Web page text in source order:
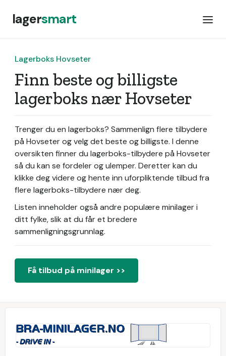
lagersmart
Lagerboks Hovseter
Finn beste og billigste
lagerboks nær Hovseter
Trenger du en lagerboks? Sammenlign flere tilbydere
på Hovseter og velg det beste og billigste. I denne
oversikten finner du lagerboks-tilbydere på Hovseter
så du kan se fordeler og ulemper. Deretter kan du
klikke deg videre og hente inn uforpliktende tilbud fra
flere lagerboks-tilbydere nær deg.
Listen inneholder også andre populære minilager i
ditt fylke, slik at du får et bredere
sammenligningsgrunnlag.
Få tilbud på minilager >>